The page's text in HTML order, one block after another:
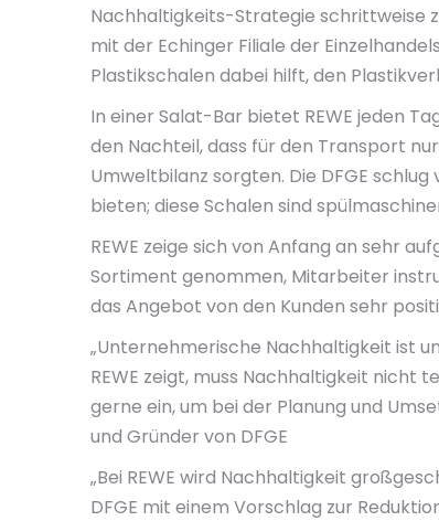
Nachhaltigkeits-Strategie schrittweise
mit der Echinger Filiale der
Plastikschalen dabei hilft, den
In einer Salat-Bar bietet REWE jeden
den Nachteil, dass für den Transport
Umweltbilanz sorgten. Die DFGE
bieten; diese Schalen sind
REWE zeige sich von Anfang an sehr
Sortiment genommen, Mitarbeiter
das Angebot von den Kunden sehr
„Unternehmerische Nachhaltigkeit ist
REWE zeigt, muss Nachhaltigkeit nicht
gerne ein, um bei der Planung und
und Gründer von DFGE
„Bei REWE wird Nachhaltigkeit
DFGE mit einem Vorschlag zur